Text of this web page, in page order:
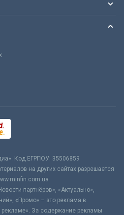
Код ЕГРПОУ: 35506859
на других сайтах разрешается
партнёров», «Актуально»,
«Промо» – это реклама в
За содержание рекламы